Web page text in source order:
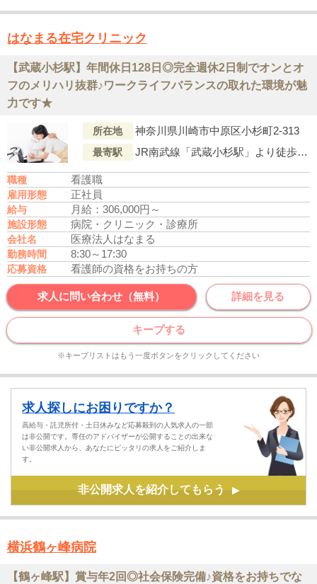
はなまる在宅クリニック
【武蔵小杉駅】年間休日128日◎完全週休2日制でオンとオ
フのメリハリ抜群♪ワークライフバランスの取れた環境が魅
力です★
所在地 神奈川県川崎市中原区小杉町2-313
最寄駅 JR南武線「武蔵小杉駅」より徒歩7分
職種 看護職
雇用形態 正社員
給与 月給：306,000円～
施設形態 病院・クリニック・診療所
会社名 医療法人はなまる
勤務時間 8:30～17:30
応募資格 看護師の資格をお持ちの方
求人に問い合わせ（無料） 詳細を見る
キープする
※キープリストはもう一度ボタンをクリックしてください
求人探しにお困りですか？
高給与・託児所付・土日休みなど応募殺到の人気求人の一部
は非公開です。専任のアドバイザーが公開することの出来な
い非公開求人から、あなたにピッタリの求人をご紹介しま
す。
非公開求人を紹介してもらう ▶
横浜鶴ヶ峰病院
【鶴ヶ峰駅】賞与年2回◎社会保険完備♪資格をお持ちでな